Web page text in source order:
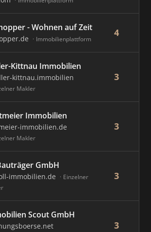
- Wohnen auf Zeit
Immobilienplattform
4
Kittnau Immobilien
kittnau.immobilien
Makler
3
Immobilien
immobilien.de
Makler
3
GmbH
immobilien.de
Einzelner
3
Scout GmbH
3